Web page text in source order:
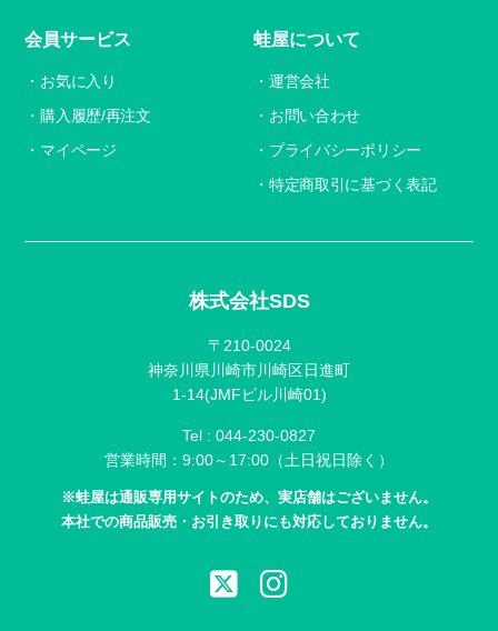
株式会社SDS
〒210-0024
神奈川県川崎市川崎区日進町
1-14(JMFビル川崎01)
Tel : 044-230-0827
営業時間：9:00～17:00（土日祝日除く）
※蛙屋は通販専用サイトのため、実店舗はございません。
本社での商品販売・お引き取りにも対応しておりません。
会員サービス
お気に入り
購入履歴/再注文
マイページ
蛙屋について
運営会社
お問い合わせ
プライバシーポリシー
特定商取引に基づく表記